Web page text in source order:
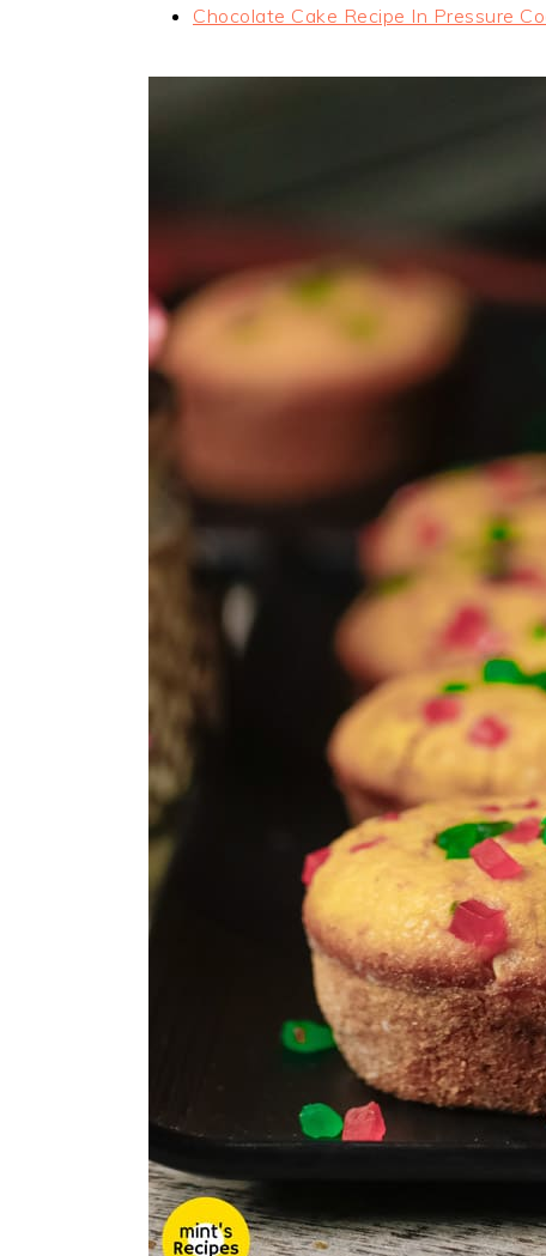
Chocolate Cake Recipe In Pressure